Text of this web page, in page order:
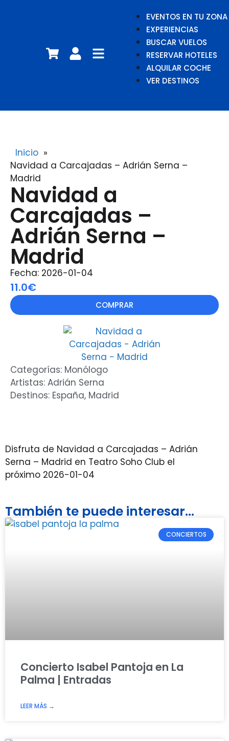
EVENTOS EN TU ZONA
EXPERIENCIAS
BUSCAR VUELOS
RESERVAR HOTELES
ALQUILAR COCHE
VER DESTINOS
Inicio »
Navidad a Carcajadas – Adrián Serna –
Madrid
Navidad a
Carcajadas –
Adrián Serna –
Madrid
Fecha: 2026-01-04
11.0€
COMPRAR
Categorías: Monólogo
Artistas: Adrián Serna
Destinos: España, Madrid
Disfruta de Navidad a Carcajadas – Adrián
Serna – Madrid en Teatro Soho Club el
próximo 2026-01-04
También te puede interesar...
CONCIERTOS
Concierto Isabel Pantoja en La
Palma | Entradas
LEER MÁS →